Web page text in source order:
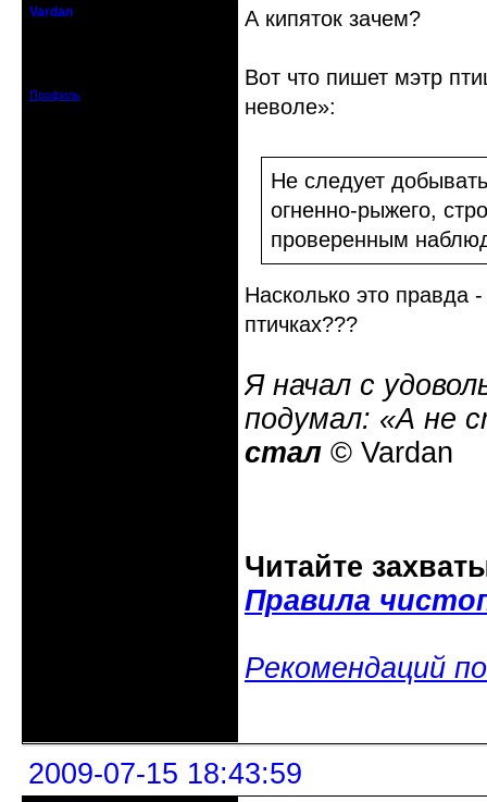
Vardan
Профиль
А кипяток зачем?
Вот что пишет мэтр
неволе»:
Не следует
огненно-рыжего,
проверенным
Насколько это правда
птичках???
Я начал с
подумал: «А не
стал © Vardan
Читайте
Правила
Рекомендаций
2009-07-15 18:43:59